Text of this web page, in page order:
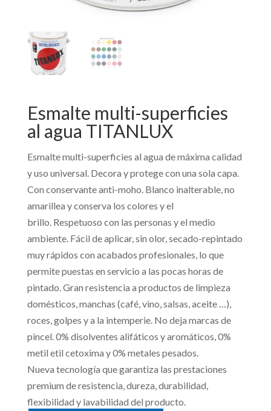
Esmalte multi-superficies
al agua TITANLUX
Esmalte multi-superficies al agua de máxima calidad
y uso universal. Decora y protege con una sola capa.
Con conservante anti-moho. Blanco inalterable, no
amarillea y conserva los colores y el
brillo. Respetuoso con las personas y el medio
ambiente. Fácil de aplicar, sin olor, secado-repintado
muy rápidos con acabados profesionales, lo que
permite puestas en servicio a las pocas horas de
pintado. Gran resistencia a productos de limpieza
domésticos, manchas (café, vino, salsas, aceite …),
roces, golpes y a la intemperie. No deja marcas de
pincel. 0% disolventes alifáticos y aromáticos, 0%
metil etil cetoxima y 0% metales pesados.
Nueva tecnología que garantiza las prestaciones
premium de resistencia, dureza, durabilidad,
flexibilidad y lavabilidad del producto.